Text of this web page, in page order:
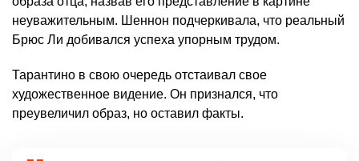
неуважительным. Шеннон подчеркивала, что реальный
Брюс Ли добивался успеха упорным трудом.
Тарантино в свою очередь отстаивал свое
художественное видение. Он признался, что
преувеличил образ, но оставил факты.